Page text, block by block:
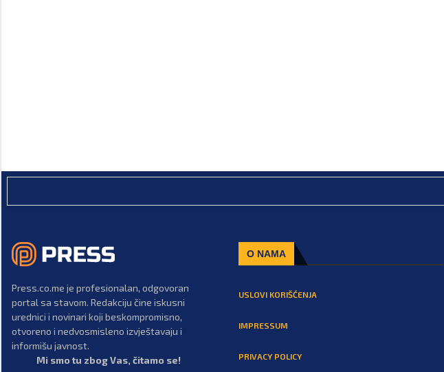
Press.co.me je profesionalan, odgovoran
portal sa stavom. Redakciju čine iskusni
urednici i novinari koji beskompromisno,
otvoreno i nedvosmisleno izvještavaju i
informišu javnost.
Mi smo tu zbog Vas, čitamo se!
O NAMA
USLOVI KORIŠĆENJA
IMPRESSUM
PRIVACY POLICY